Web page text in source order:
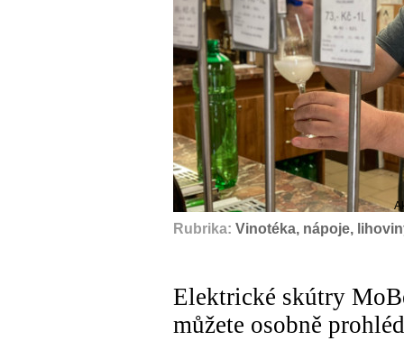
Rubrika: Vinotéka, nápoje,
Elektrické skútry
můžete osobně